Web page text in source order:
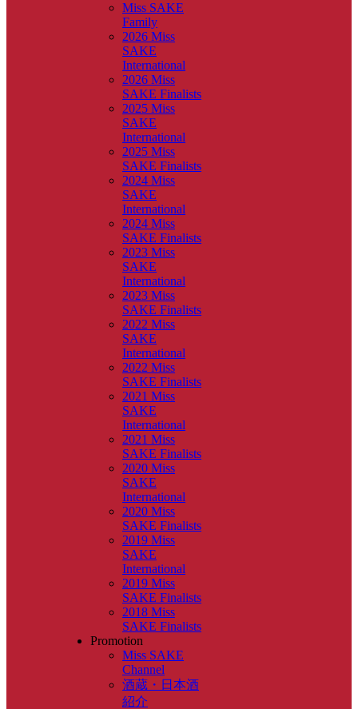
Miss SAKE
Family
2026 Miss
SAKE
International
2026 Miss
SAKE Finalists
2025 Miss
SAKE
International
2025 Miss
SAKE Finalists
2024 Miss
SAKE
International
2024 Miss
SAKE Finalists
2023 Miss
SAKE
International
2023 Miss
SAKE Finalists
2022 Miss
SAKE
International
2022 Miss
SAKE Finalists
2021 Miss
SAKE
International
2021 Miss
SAKE Finalists
2020 Miss
SAKE
International
2020 Miss
SAKE Finalists
2019 Miss
SAKE
International
2019 Miss
SAKE Finalists
2018 Miss
SAKE Finalists
Promotion
Miss SAKE
Channel
酒蔵・日本酒
紹介